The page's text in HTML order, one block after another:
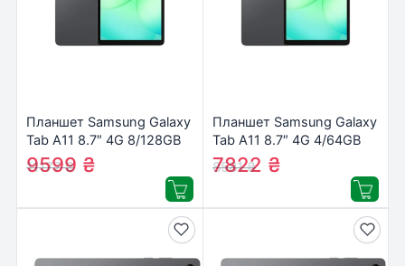
Планшет Samsung Galaxy
Tab A11 8.7″ 4G 8/128GB
Gray (SM-X135FZAEEUC)
11177₴
9599 ₴
Планшет Samsung Galaxy
Tab A11 8.7″ 4G 4/64GB
Gray (SM-X135FZAAEUC)
8581₴
7822 ₴